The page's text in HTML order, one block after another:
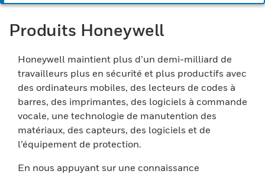
Produits Honeywell
Honeywell maintient plus d’un demi-milliard de
travailleurs plus en sécurité et plus productifs avec
des ordinateurs mobiles, des lecteurs de codes à
barres, des imprimantes, des logiciels à commande
vocale, une technologie de manutention des
matériaux, des capteurs, des logiciels et de
l’équipement de protection.
En nous appuyant sur une connaissance